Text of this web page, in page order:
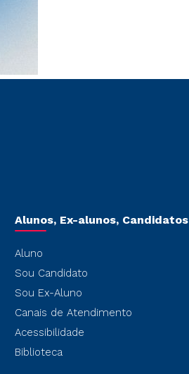
Alunos, Ex-alunos, Candidatos
Aluno
Sou Candidato
Sou Ex-Aluno
Canais de Atendimento
Acessibilidade
Biblioteca